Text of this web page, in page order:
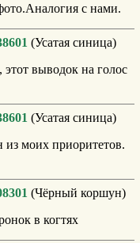
с нами.
(Усатая синица)
выводок на голос
(Усатая синица)
моих приоритетов.
(Чёрный коршун)
в когтях